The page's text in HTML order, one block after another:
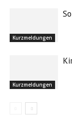
Kurzmeldungen
Kurzmeldungen